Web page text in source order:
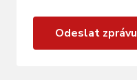
Odeslat zprávu